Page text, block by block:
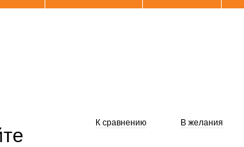
К сравнению В желания